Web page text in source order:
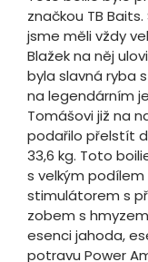
značkou TB
jsme měli vždy
Blažek na něj
byla slavná ryba
na legendárním
Tomášovi již na
podařilo přelstít
33,6 kg. Toto
s velkým
stimulátorem s
zobem s
esenci jahoda,
potravu Power